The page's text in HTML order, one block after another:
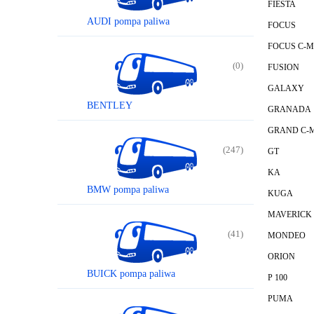
AUDI pompa paliwa
BENTLEY
(0)
BMW pompa paliwa
(247)
BUICK pompa paliwa
(41)
FIESTA
FOCUS
FOCUS C-
FUSION
GALAXY
GRANADA
GRAND C-
GT
KA
KUGA
MAVERICK
MONDEO
ORION
P 100
PUMA